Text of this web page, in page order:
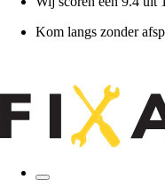
Kom langs zonder